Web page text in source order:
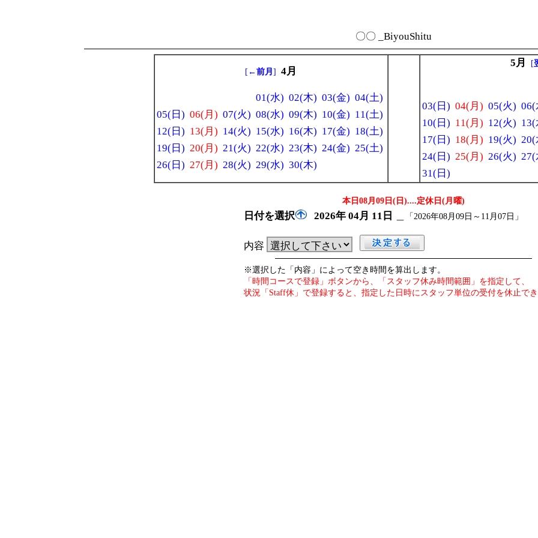
〇〇 _BiyouShitu
[ ←前月 ] 4月
01(水) 02(木) 03(金) 04(土)
05(日) 06(月) 07(火) 08(水) 09(木) 10(金) 11(土)
12(日) 13(月) 14(火) 15(水) 16(木) 17(金) 18(土)
19(日) 20(月) 21(火) 22(水) 23(木) 24(金) 25(土)
26(日) 27(月) 28(火) 29(水) 30(木)
5月 [
03(日) 04(月) 05(火) 06(
10(日) 11(月) 12(火)
17(日) 18(月) 19(火) 20(
24(日) 25(月) 26(火) 27(
31(日)
本日08月09日(日)....定休日(月曜)
日付を選択 2026年 04月 11日 「2026年08月09日～11月07日」
内容
※選択した「内容」によって空き時間を算出します。
「時間コースで登録」ボタンから、「スタッフ休み時間範囲」を指定して、
状況「Staff休」で登録すると、指定した日時にスタッフ単位の受付を休止で